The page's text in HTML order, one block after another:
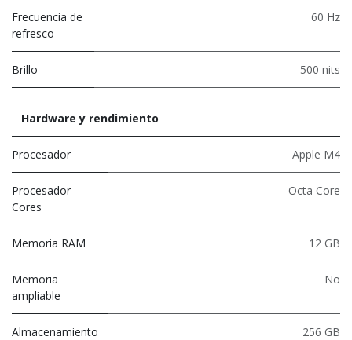
Frecuencia de
refresco
60 Hz
Brillo 500 nits
Hardware y rendimiento
Procesador Apple M4
Procesador
Cores
Octa Core
Memoria RAM 12 GB
Memoria
ampliable
No
Almacenamiento 256 GB